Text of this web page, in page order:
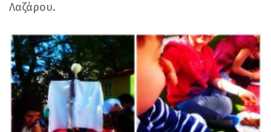
Λαζάρου.